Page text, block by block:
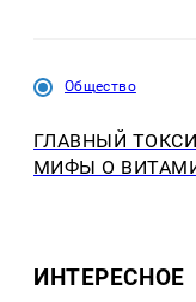
Общество
ГЛАВНЫЙ
МИФЫ О
ИНТЕРЕСНОЕ